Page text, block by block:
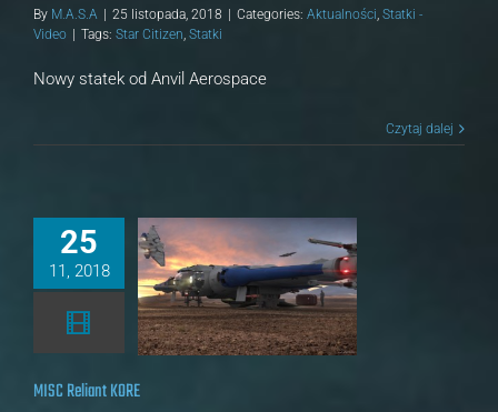
By M.A.S.A | 25 listopada, 2018 | Categories: Aktualności Statki -
Video | Tags: Star Citizen Statki
Nowy statek od Anvil Aerospace
Czytaj dalej
25
11, 2018
MISC Reliant KORE